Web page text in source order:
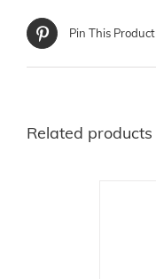
Pin This Product
Related products